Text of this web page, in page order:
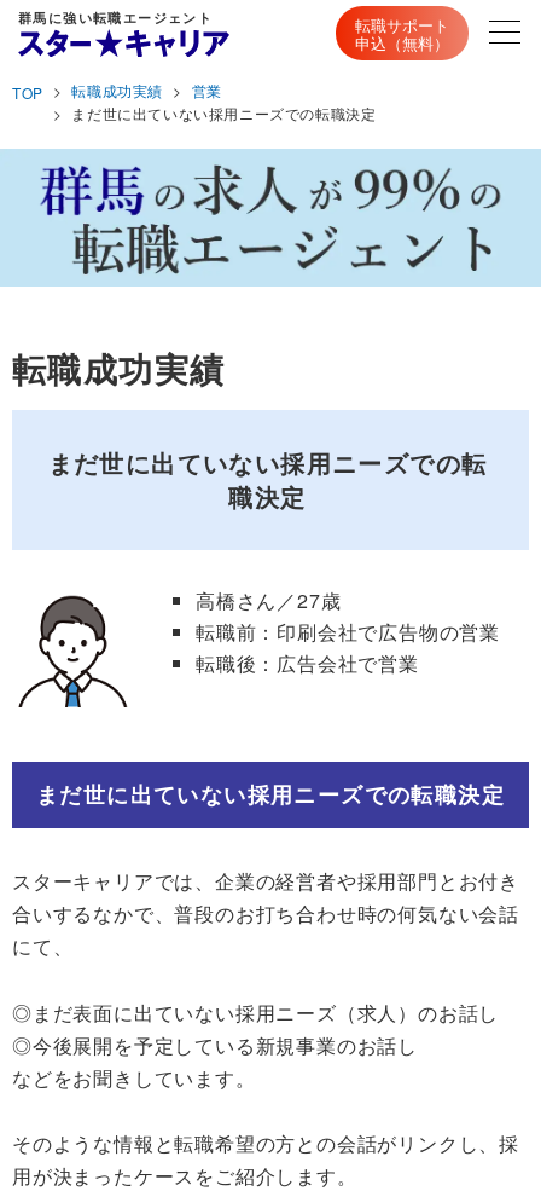
群馬に強い転職エージェント 転職サポート
申込（無料）
TOP 転職成功実績
営業
まだ世に出ていない採用ニーズでの転職決定
転職成功実績
まだ世に出ていない採用ニーズでの転
職決定
高橋さん／27歳
転職前：印刷会社で広告物の営業
転職後：広告会社で営業
まだ世に出ていない採用ニーズでの転職決定
スターキャリアでは、企業の経営者や採用部門とお付き
合いするなかで、普段のお打ち合わせ時の何気ない会話
にて、
◎まだ表面に出ていない採用ニーズ（求人）のお話し
◎今後展開を予定している新規事業のお話し
などをお聞きしています。
そのような情報と転職希望の方との会話がリンクし、採
用が決まったケースをご紹介します。